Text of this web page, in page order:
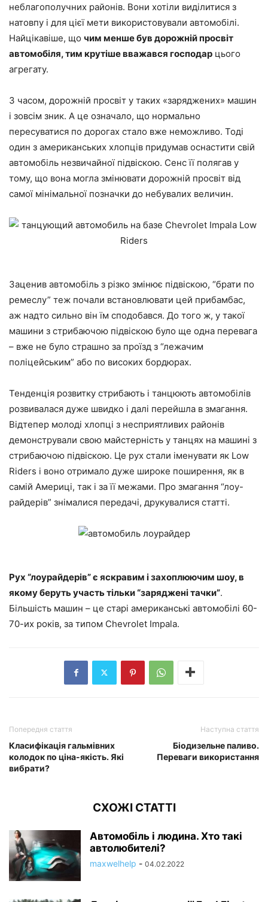
неблагополучних районів. Вони хотіли виділитися з
натовпу і для цієї мети використовували автомобілі.
Найцікавіше, що чим менше був дорожній просвіт
автомобіля, тим крутіше вважався господар цього
агрегату.
З часом, дорожній просвіт у таких «заряджених» машин
і зовсім зник. А це означало, що нормально
пересуватися по дорогах стало вже неможливо. Тоді
один з американських хлопців придумав оснастити свій
автомобіль незвичайної підвіскою. Сенс її полягав у
тому, що вона могла змінювати дорожній просвіт від
самої мінімальної позначки до небувалих величин.
Заценив автомобіль з різко змінює підвіскою, “брати по
ремеслу” теж почали встановлювати цей прибамбас,
аж надто сильно він їм сподобався. До того ж, у такої
машини з стрибаючою підвіскою було ще одна перевага
– вже не було страшно за проїзд з “лежачим
поліцейським” або по високих бордюрах.
Тенденція розвитку стрибають і танцюють автомобілів
розвивалася дуже швидко і далі перейшла в змагання.
Відтепер молоді хлопці з несприятливих районів
демонстрували свою майстерність у танцях на машині з
стрибаючою підвіскою. Це рух стали іменувати як Low
Riders і воно отримало дуже широке поширення, як в
самій Америці, так і за її межами. Про змагання “лоу-
райдерів” знімалися передачі, друкувалися статті.
Рух “лоурайдерів” є яскравим і захоплюючим шоу, в
якому беруть участь тільки “заряджені тачки”.
Більшість машин – це старі американські автомобілі 60-
70-их років, за типом Chevrolet Impala.
Попередня стаття
Класифікація гальмівних
колодок по ціна-якість. Які
вибрати?
Наступна стаття
Біодизельне паливо.
Переваги використання
СХОЖІ СТАТТІ
Автомобіль і людина. Хто такі
автолюбителі?
maxwelhelp - 04.02.2022